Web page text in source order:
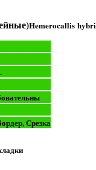
Hemerocallis
Срезка